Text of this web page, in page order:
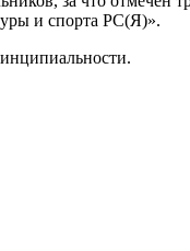
и спорта РС(Я)».